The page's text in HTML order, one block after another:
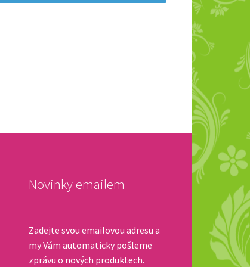
Novinky emailem
Zadejte svou emailovou adresu a
my Vám automaticky pošleme
zprávu o nových produktech.